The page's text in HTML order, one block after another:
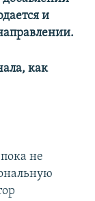
и
как
не